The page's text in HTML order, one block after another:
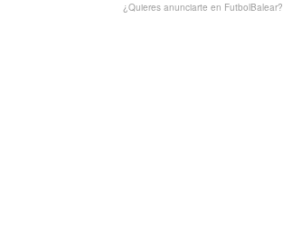
¿Quieres anunciarte en FutbolBalear?